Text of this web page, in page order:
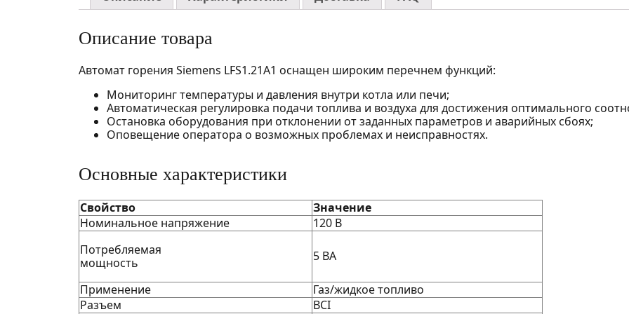
Описание товара
Автомат горения Siemens LFS1.21A1 оснащен широким перечнем функций:
Мониторинг температуры и давления внутри котла или печи;
Автоматическая регулировка подачи топлива и воздуха для достижения оптимального
Остановка оборудования при отклонении от заданных параметров и аварийных сбоях;
Оповещение оператора о возможных проблемах и неисправностях.
Основные характеристики
Свойство
Значение
Номинальное напряжение
120 В
Потребляемая
мощность
5 ВА
Применение
Газ/жидкое топливо
Разъем
BCI